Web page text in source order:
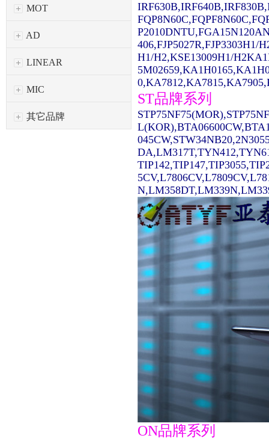
MOT
AD
LINEAR
MIC
其它品牌
406,FJP5027R,FJP3303H1/
H1/H2,KSE13009H1/
ST品牌系列
ON品牌系列